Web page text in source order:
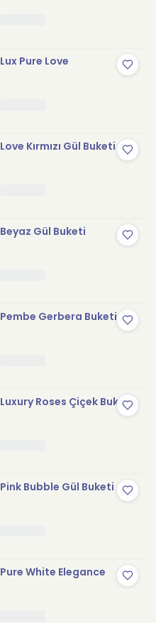
Lux Pure Love
Love Kırmızı Gül Buketi
Beyaz Gül Buketi
Pembe Gerbera Buketi
Luxury Roses Çiçek Buketi
Pink Bubble Gül Buketi
Pure White Elegance